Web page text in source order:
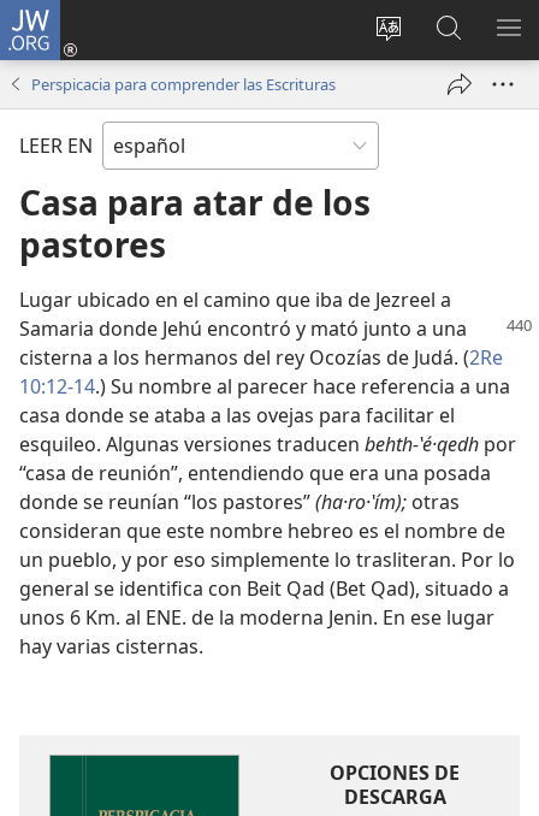
JW.ORG
Cambiar
del sitio
Iniciar
sesión
nueva
en
jw.org
Perspicacia para comprender las Escrituras
LEER EN
Casa para atar de los
pastores
Lugar ubicado en el camino que iba de Jezreel a
Samaria donde Jehú encontró y mató junto a una
cisterna a los hermanos del rey Ocozías de Judá. (2Re
10:12-14.) Su nombre al parecer hace referencia a una
casa donde se ataba a las ovejas para facilitar el
esquileo. Algunas versiones traducen behth-ʽé·qedh por
“casa de reunión”, entendiendo que era una posada
donde se reunían “los pastores”(ha·ro·ʽím); otras
consideran que este nombre hebreo es el nombre de
un pueblo, y por eso simplemente lo trasliteran. Por lo
general se identifica con Beit Qad (Bet Qad), situado a
unos 6 Km. al ENE. de la moderna Jenin. En ese lugar
hay varias cisternas.
OPCIONES DE
DESCARGA